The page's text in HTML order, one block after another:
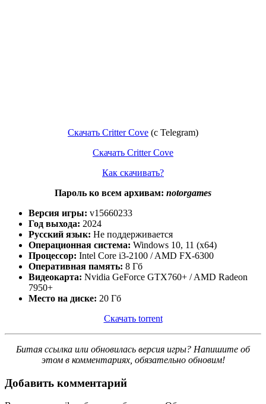
Скачать Critter Cove (c Telegram)
Скачать Critter Cove
Как скачивать?
Пароль ко всем архивам: notorgames
Версия игры: v15660233
Год выхода: 2024
Русский язык: Не поддерживается
Операционная система: Windows 10, 11 (x64)
Процессор: Intel Core i3-2100 / AMD FX-6300
Оперативная память: 8 Гб
Видеокарта: Nvidia GeForce GTX760+ / AMD Radeon
7950+
Место на диске: 20 Гб
Скачать torrent
Битая ссылка или обновилась версия игры? Напишите об
этом в комментариях, обязательно обновим!
Добавить комментарий